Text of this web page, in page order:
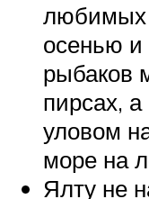
любимых
осенью
рыбаков
пирсах,
уловом
море на
Ялту не